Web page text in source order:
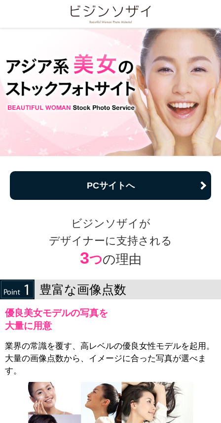
PCサイトへ
ビジンソザイが
デザイナーに支持される
3つの理由
豊富な画像点数
優良美女モデルの写真を
大量に用意
業界の常識を覆す、高レベルの優良女性モデルを起用。
大量の画像点数から、イメージに合った写真が選べま
す。